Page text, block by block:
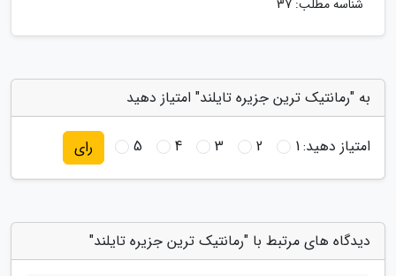
شناسه مطلب: 37
به "رمانتیک ترین جزیره تایلند" امتیاز دهید
امتیاز دهید:1
2
3
4
5 رای
دیدگاه های مرتبط با "رمانتیک ترین جزیره تایلند"